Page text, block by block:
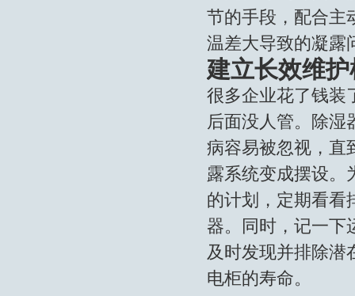
节的手段，配合主
温差大导致的凝露
建立长效维
很多企业花了钱装
后面没人管。除湿
病容易被忽视，直
露系统变成摆设。
的计划，定期看看
器。同时，记一下
及时发现并排除潜
电柜的寿命。